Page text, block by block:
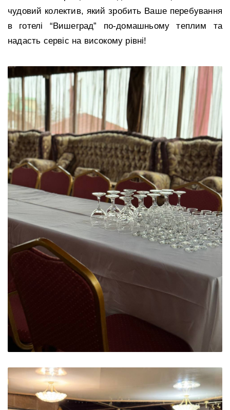
чудовий колектив, який зробить Ваше перебування
в готелі “Вишеград” по-домашньому теплим та
надасть сервіс на високому рівні!